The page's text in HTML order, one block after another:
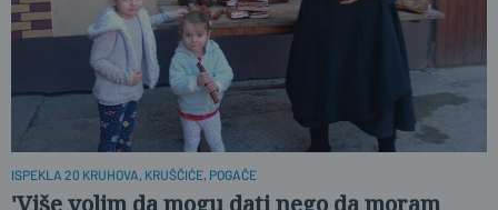
ISPEKLA 20 KRUHOVA, KRUŠČIĆE, POGAČE
'Više volim da mogu dati nego da moram